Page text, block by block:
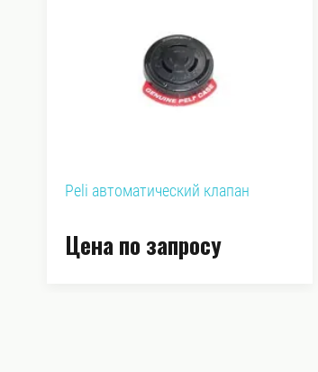
Peli автоматический клапан
Цена по запросу